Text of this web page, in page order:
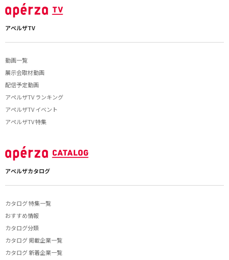
アペルザTV
動画一覧
展示会取材動画
配信予定動画
アペルザTV ランキング
アペルザTV イベント
アペルザTV 特集
アペルザカタログ
カタログ 特集一覧
おすすめ情報
カタログ分類
カタログ 掲載企業一覧
カタログ 新着企業一覧